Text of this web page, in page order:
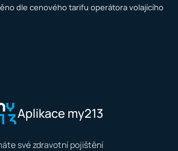
dle cenového tarifu operátora volajícího
Aplikace my213
své zdravotní pojištění